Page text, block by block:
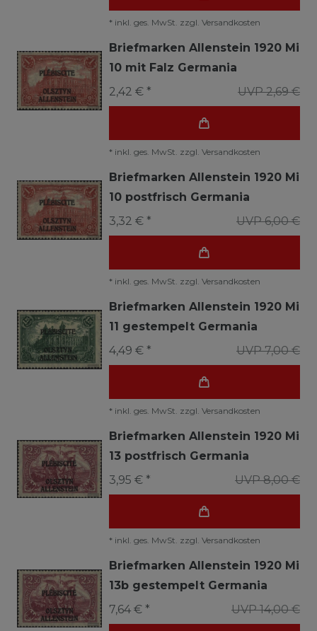
* inkl. ges. MwSt. zzgl. Versandkosten
Briefmarken Allenstein 1920 Mi
10 mit Falz Germania
UVP 2,69 €
2,42 € *
* inkl. ges. MwSt. zzgl. Versandkosten
Briefmarken Allenstein 1920 Mi
10 postfrisch Germania
UVP 6,00 €
3,32 € *
* inkl. ges. MwSt. zzgl. Versandkosten
Briefmarken Allenstein 1920 Mi
11 gestempelt Germania
UVP 7,00 €
4,49 € *
* inkl. ges. MwSt. zzgl. Versandkosten
Briefmarken Allenstein 1920 Mi
13 postfrisch Germania
UVP 8,00 €
3,95 € *
* inkl. ges. MwSt. zzgl. Versandkosten
Briefmarken Allenstein 1920 Mi
13b gestempelt Germania
UVP 14,00 €
7,64 € *